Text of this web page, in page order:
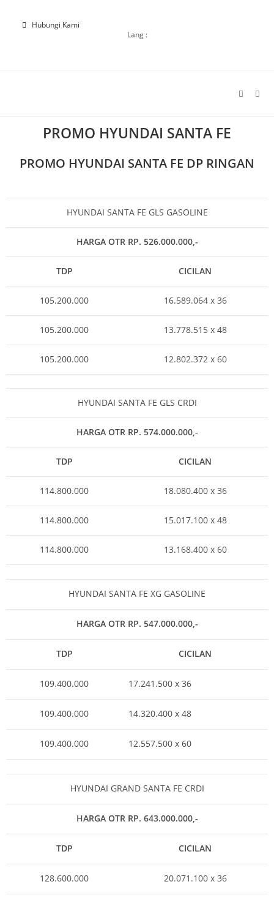
Hubungi Kami
Lang :
PROMO HYUNDAI SANTA FE
PROMO HYUNDAI SANTA FE DP RINGAN
HYUNDAI SANTA FE GLS GASOLINE
HARGA OTR RP. 526.000.000,-
TDP CICILAN
105.200.000 16.589.064 x 36
105.200.000 13.778.515 x 48
105.200.000 12.802.372 x 60
HYUNDAI SANTA FE GLS CRDI
HARGA OTR RP. 574.000.000,-
TDP CICILAN
114.800.000 18.080.400 x 36
114.800.000 15.017.100 x 48
114.800.000 13.168.400 x 60
HYUNDAI SANTA FE XG GASOLINE
HARGA OTR RP. 547.000.000,-
TDP CICILAN
109.400.000 17.241.500 x 36
109.400.000 14.320.400 x 48
109.400.000 12.557.500 x 60
HYUNDAI GRAND SANTA FE CRDI
HARGA OTR RP. 643.000.000,-
TDP CICILAN
128.600.000 20.071.100 x 36